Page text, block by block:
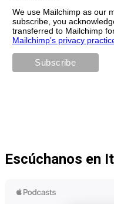
We use Mailchimp as our
subscribe, you
transferred to Mailchimp
Mailchimp's privacy
Escúchanos en